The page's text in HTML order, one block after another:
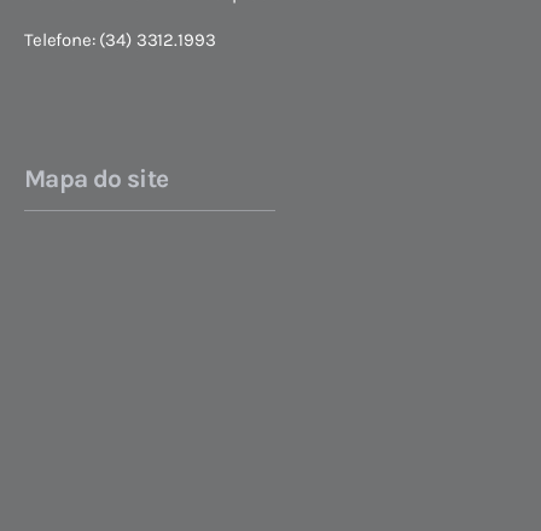
Telefone: (34) 3312.1993
Mapa do site